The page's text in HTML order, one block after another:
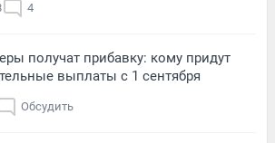
4
получат прибавку: кому придут
выплаты с 1 сентября
Обсудить